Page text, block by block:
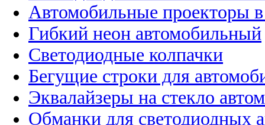
Автомобильные проекторы
Гибкий неон автомобильный
Светодиодные колпачки
Бегущие строки для
Эквалайзеры на стекло
Обманки для светодиодных